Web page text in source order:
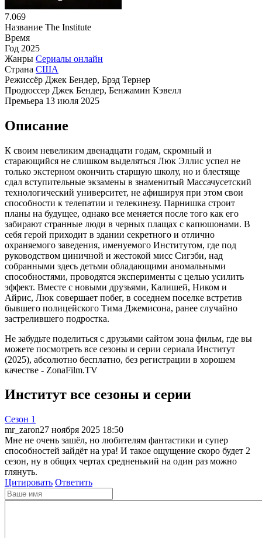
7.069
Название The Institute
Время
Год 2025
Жанры Сериалы онлайн
Страна США
Режиссёр Джек Бендер, Брэд Тернер
Продюссер Джек Бендер, Бенжамин Кэвелл
Премьера 13 июля 2025
Описание
К своим невеликим двенадцати годам, скромный и
старающийся не слишком выделяться Люк Эллис успел не
только экстерном окончить старшую школу, но и блестяще
сдал вступительные экзамены в знаменитый Массачусетский
технологический университет, не афишируя при этом свои
способности к телепатии и телекинезу. Парнишка строит
планы на будущее, однако все меняется после того как его
забирают странные люди в черных плащах с капюшонами. В
себя герой приходит в здании секретного и отлично
охраняемого заведения, именуемого Институтом, где под
руководством циничной и жестокой мисс Сигзби, над
собранными здесь детьми обладающими аномальными
способностями, проводятся эксперименты с целью усилить
эффект. Вместе с новыми друзьями, Калишей, Ником и
Айрис, Люк совершает побег, в соседнем поселке встретив
бывшего полицейского Тима Джемисона, ранее случайно
застрелившего подростка.
Не забудьте поделиться с друзьями сайтом зона фильм, где вы
можете посмотреть все сезоны и серии сериала Институт
(2025), абсолютно бесплатно, без регистрации в хорошем
качестве - ZonaFilm.TV
Институт все сезоны и серии
Cезон 1
mr_zaron27 ноября 2025 18:50
Мне не очень зашёл, но любителям фантастики и супер
способностей зайдёт на ура! И такое ощущение скоро будет 2
сезон, ну в общих чертах средненький на один раз можно
глянуть.
Цитировать Ответить